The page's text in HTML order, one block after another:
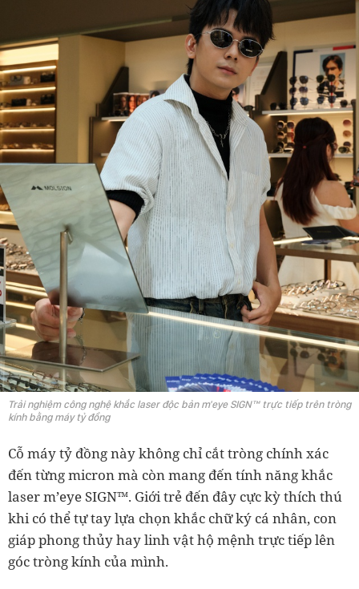
Trải nghiệm công nghệ khắc laser độc bản m'eye SIGN™ trực tiếp trên tròng
kính bằng máy tỷ đồng
Cỗ máy tỷ đồng này không chỉ cắt tròng chính xác
đến từng micron mà còn mang đến tính năng khắc
laser m’eye SIGN™. Giới trẻ đến đây cực kỳ thích thú
khi có thể tự tay lựa chọn khắc chữ ký cá nhân, con
giáp phong thủy hay linh vật hộ mệnh trực tiếp lên
góc tròng kính của mình.